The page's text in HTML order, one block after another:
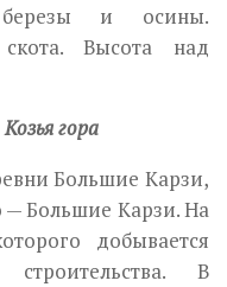
и осины.
Высота над
Козья гора
Большие Карзи,
— Большие Карзи. На
добывается
В